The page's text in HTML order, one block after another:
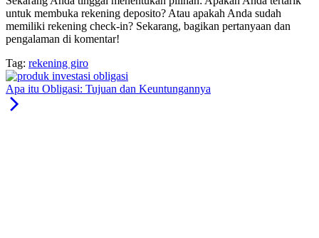
untuk membuka rekening deposito? Atau apakah Anda sudah
memiliki rekening check-in? Sekarang, bagikan pertanyaan dan
pengalaman di komentar!
Tag: rekening giro
Apa itu Obligasi: Tujuan dan Keuntungannya